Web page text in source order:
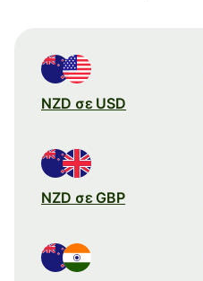
NZD σε USD
NZD σε GBP